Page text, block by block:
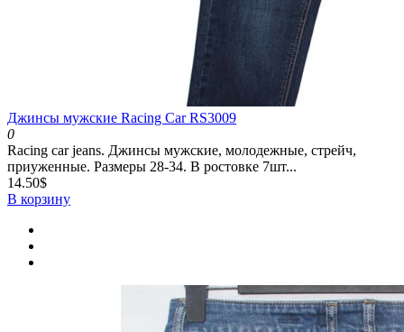
Джинсы мужские Racing Car RS3009
0
Racing car jeans. Джинсы мужские, молодежные, стрейч,
приуженные. Размеры 28-34. В ростовке 7шт...
14.50$
В корзину